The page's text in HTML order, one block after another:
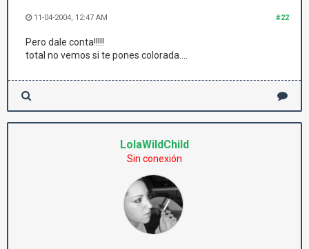
#22
11-04-2004, 12:47 AM
Pero dale conta!!!!!
total no vemos si te pones colorada....
LolaWildChild
Sin conexión